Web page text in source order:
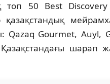
50 Best Discovery
қазақстандық
Qazaq Gourmet, Auyl,
шарап